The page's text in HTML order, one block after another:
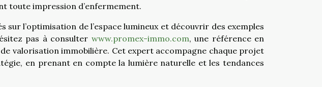
toute impression d’enfermement.
sur l’optimisation de l’espace lumineux et découvrir des exemples
pas à consulter www.promex-immo.com, une référence en
valorisation immobilière. Cet expert accompagne chaque projet
en prenant en compte la lumière naturelle et les tendances